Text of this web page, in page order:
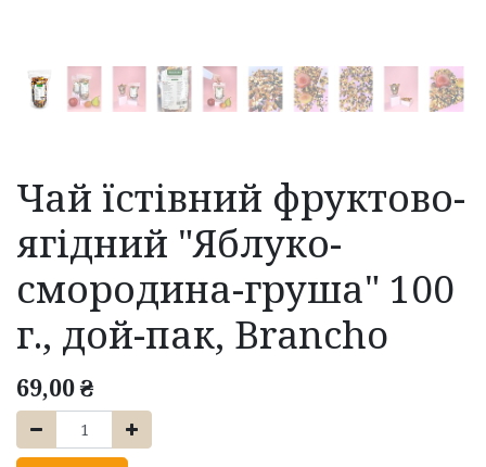
Чай їстівний фруктово-
ягідний "Яблуко-
смородина-груша" 100
г., дой-пак, Brancho
69,00₴